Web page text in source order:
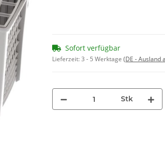
Sofort verfügbar
Lieferzeit:3 - 5 Werktage (DE - Ausland
Stk